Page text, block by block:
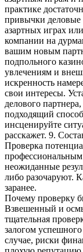
практике
привычки
азартных играх
компании на
вашим новым
подпольного
увлечениям и
искренность
свои интересы.
делового
подходящий
инсценируйте
расскажет. 9.
Проверка
неожиданные
либо разочаруют.
заранее.
Почему проверку
Взвешенный и
тщательная
залогом
случае, риски